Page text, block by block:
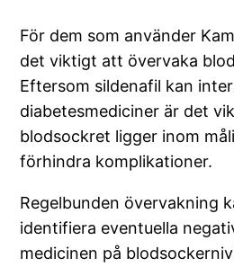
För dem som använder
det viktigt att övervaka
Eftersom sildenafil kan
diabetesmediciner är det
blodsockret ligger inom
förhindra komplikationer.
Regelbunden övervakning
identifiera eventuella
medicinen på